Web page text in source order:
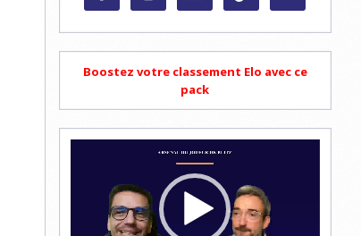
Boostez votre classement Elo avec ce
pack